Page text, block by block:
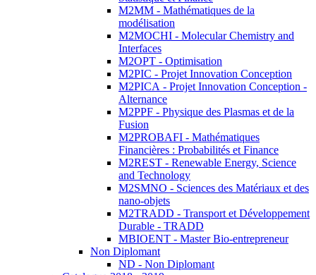
M2MM - Mathématiques de la
modélisation
M2MOCHI - Molecular Chemistry and
Interfaces
M2OPT - Optimisation
M2PIC - Projet Innovation Conception
M2PICA - Projet Innovation Conception -
Alternance
M2PPF - Physique des Plasmas et de la
Fusion
M2PROBAFI - Mathématiques
Financières : Probabilités et Finance
M2REST - Renewable Energy, Science
and Technology
M2SMNO - Sciences des Matériaux et des
nano-objets
M2TRADD - Transport et Développement
Durable - TRADD
MBIOENT - Master Bio-entrepreneur
Non Diplomant
ND - Non Diplomant